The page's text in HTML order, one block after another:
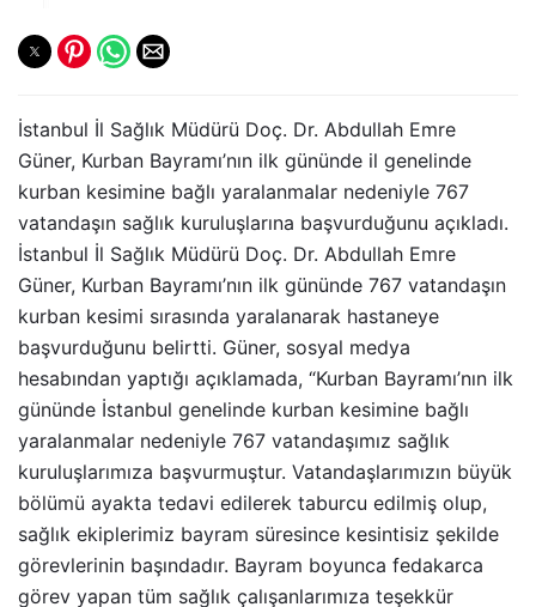
İstanbul İl Sağlık Müdürü Doç. Dr. Abdullah Emre
Güner, Kurban Bayramı’nın ilk gününde il genelinde
kurban kesimine bağlı yaralanmalar nedeniyle 767
vatandaşın sağlık kuruluşlarına başvurduğunu açıkladı.
İstanbul İl Sağlık Müdürü Doç. Dr. Abdullah Emre
Güner, Kurban Bayramı’nın ilk gününde 767 vatandaşın
kurban kesimi sırasında yaralanarak hastaneye
başvurduğunu belirtti. Güner, sosyal medya
hesabından yaptığı açıklamada, “Kurban Bayramı’nın ilk
gününde İstanbul genelinde kurban kesimine bağlı
yaralanmalar nedeniyle 767 vatandaşımız sağlık
kuruluşlarımıza başvurmuştur. Vatandaşlarımızın büyük
bölümü ayakta tedavi edilerek taburcu edilmiş olup,
sağlık ekiplerimiz bayram süresince kesintisiz şekilde
görevlerinin başındadır. Bayram boyunca fedakarca
görev yapan tüm sağlık çalışanlarımıza teşekkür